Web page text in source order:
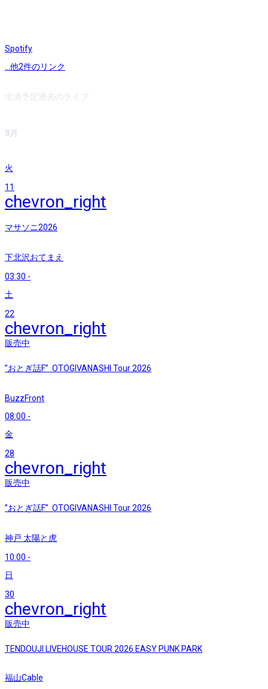
Spotify
...他2件のリンク
出演予定 過去のライブ
8月
火
11
chevron_right
マサソニ2026
下北沢おてまえ
03:30 -
土
22
chevron_right
販売中
”おとぎ話F” OTOGIVANASHI Tour 2026
BuzzFront
08:00 -
金
28
chevron_right
販売中
”おとぎ話F” OTOGIVANASHI Tour 2026
神戸 太陽と虎
10:00 -
日
30
chevron_right
販売中
TENDOUJI LIVEHOUSE TOUR 2026 EASY PUNK PARK
福山Cable